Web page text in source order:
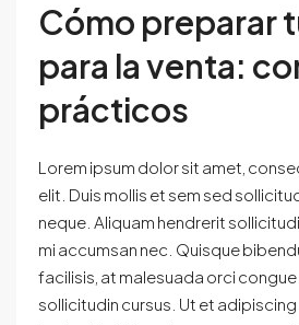
Cómo preparar
para la venta:
prácticos
Lorem ipsum dolor sit amet,
elit. Duis mollis et sem sed
neque. Aliquam hendrerit
mi accumsan nec. Quisque
facilisis, at malesuada orci
sollicitudin cursus. Ut et